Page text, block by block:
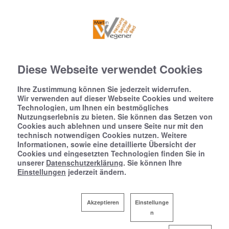
Diese Webseite verwendet Cookies
Ihre Zustimmung können Sie jederzeit widerrufen.
Wir verwenden auf dieser Webseite Cookies und weitere
Technologien, um Ihnen ein bestmögliches
Nutzungserlebnis zu bieten. Sie können das Setzen von
Cookies auch ablehnen und unsere Seite nur mit den
technisch notwendigen Cookies nutzen. Weitere
Informationen, sowie eine detaillierte Übersicht der
Cookies und eingesetzten Technologien finden Sie in
unserer Datenschutzerklärung. Sie können Ihre
Einstellungen jederzeit ändern.
Akzeptieren
Einstellunge
n